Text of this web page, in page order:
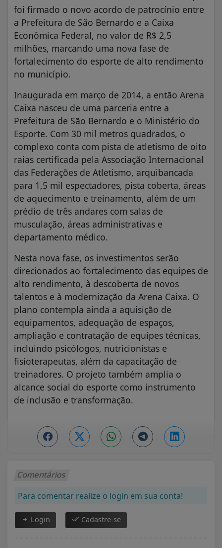
foi firmado o novo acordo de patrocínio entre
a Prefeitura de São Bernardo e a Caixa
Econômica Federal, no valor de R$ 2,5
milhões, marcando uma nova fase de
fortalecimento do esporte de alto rendimento
no município.
Inaugurada em março de 2014, a então Arena
Caixa nasceu de uma parceria entre a
Prefeitura de São Bernardo e o Ministério do
Esporte. Com 30 mil metros quadrados, o
complexo conta com pista de atletismo de oito
raias certificada pela Associação Internacional
das Federações de Atletismo, arquibancada
para 1,5 mil espectadores, pista coberta, áreas
de aquecimento e treinamento, além de um
prédio de três andares com salas de
musculação, áreas administrativas e
departamento médico.
Nesta nova fase, os investimentos serão
direcionados ao fortalecimento das equipes de
alto rendimento, à descoberta de novos
talentos e à modernização da Arena Caixa. O
plano contempla ainda a aquisição de
equipamentos, adequação de espaços,
ampliação e contratação de equipes técnicas,
incluindo psicólogos, nutricionistas e
fisioterapeutas, além da capacitação de
treinadores. O projeto também amplia o
alcance social do esporte como instrumento
de inclusão e transformação.
Comentários
Para comentar realize o login em sua conta!
Login Cadastre-se